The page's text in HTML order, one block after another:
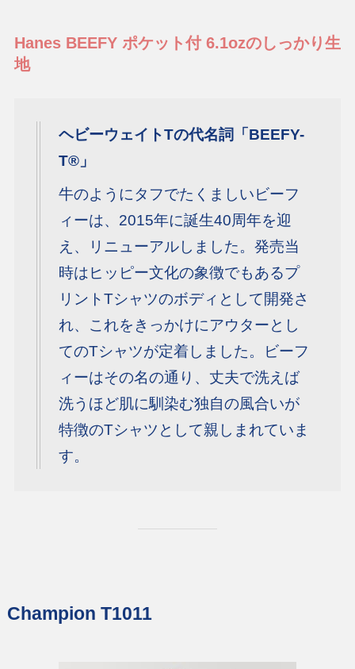
Hanes BEEFY ポケット付 6.1ozのしっかり生
地
ヘビーウェイトTの代名詞「BEEFY-
T®」
牛のようにタフでたくましいビーフ
ィーは、2015年に誕生40周年を迎
え、リニューアルしました。発売当
時はヒッピー文化の象徴でもあるプ
リントTシャツのボディとして開発さ
れ、これをきっかけにアウターとし
てのTシャツが定着しました。ビーフ
ィーはその名の通り、丈夫で洗えば
洗うほど肌に馴染む独自の風合いが
特徴のTシャツとして親しまれていま
す。
Champion T1011